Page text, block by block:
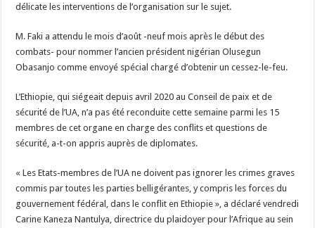
délicate les interventions de l’organisation sur le sujet.
M. Faki a attendu le mois d’août -neuf mois après le début des
combats- pour nommer l’ancien président nigérian Olusegun
Obasanjo comme envoyé spécial chargé d’obtenir un cessez-le-feu.
L’Ethiopie, qui siégeait depuis avril 2020 au Conseil de paix et de
sécurité de l’UA, n’a pas été reconduite cette semaine parmi les 15
membres de cet organe en charge des conflits et questions de
sécurité, a-t-on appris auprès de diplomates.
« Les Etats-membres de l’UA ne doivent pas ignorer les crimes graves
commis par toutes les parties belligérantes, y compris les forces du
gouvernement fédéral, dans le conflit en Ethiopie », a déclaré vendredi
Carine Kaneza Nantulya, directrice du plaidoyer pour l’Afrique au sein